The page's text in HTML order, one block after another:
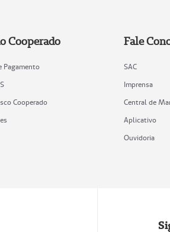
Cooperado
Pagamento
Cooperado
Fale
SAC
Imprensa
Central de
Aplicativo
Ouvidoria